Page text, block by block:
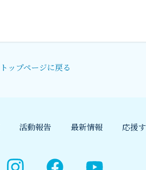
トップページに戻る
活動報告 最新情報 応援
Instagram Facebook YouTube